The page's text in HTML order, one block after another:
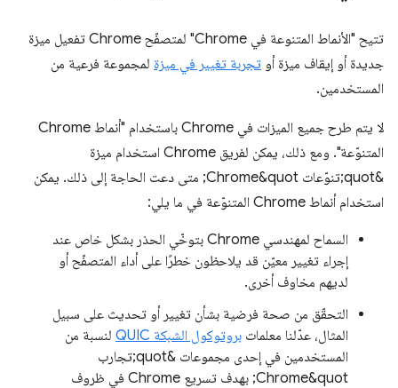
تتيح "الأنماط المتنوعة في Chrome" لمتصفّح Chrome تفعيل ميزة
جديدة أو إيقاف ميزة أو تجربة تغيير في ميزة لمجموعة فرعية من
المستخدمين.
لا يتم طرح جميع الميزات في Chrome باستخدام "أنماط Chrome
المتنوّعة". ومع ذلك، يمكن لفريق Chrome استخدام ميزة
&quot;تنوّعات Chrome&quot; متى دعت الحاجة إلى ذلك. يمكن
استخدام أنماط Chrome المتنوّعة في ما يلي:
السماح لمهندسي Chrome بتوخّي الحذر بشكل خاص عند
إجراء تغيير معيّن قد يلاحظون خطرًا على أداء المتصفّح أو
لديهم مخاوف أخرى.
التحقّق من صحة فرضية بشأن تغيير أو تحديث على سبيل
المثال، عدّلنا معلمات بروتوكول الشبكة QUIC
لنسبة من
المستخدمين في إحدى مجموعات &quot;تجارب
Chrome&quot; بهدف تسريع Chrome في ظروف